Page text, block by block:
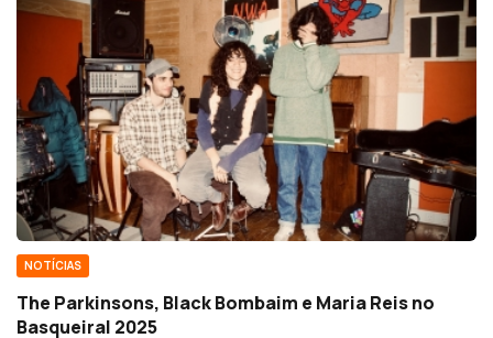
NOTÍCIAS
The Parkinsons, Black Bombaim e Maria Reis no
Basqueiral 2025